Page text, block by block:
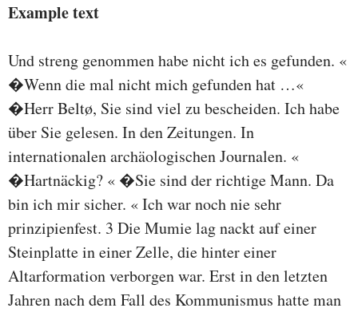
Example text
Und streng genommen habe nicht ich es gefunden. «
�Wenn die mal nicht mich gefunden hat …«
�Herr Beltø, Sie sind viel zu bescheiden. Ich habe
über Sie gelesen. In den Zeitungen. In
internationalen archäologischen Journalen. «
�Hartnäckig? « �Sie sind der richtige Mann. Da
bin ich mir sicher. « Ich war noch nie sehr
prinzipienfest. 3 Die Mumie lag nackt auf einer
Steinplatte in einer Zelle, die hinter einer
Altarformation verborgen war. Erst in den letzten
Jahren nach dem Fall des Kommunismus hatte man